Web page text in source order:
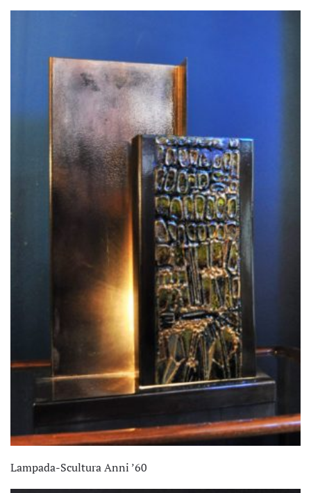
Lampada-Scultura Anni ’60